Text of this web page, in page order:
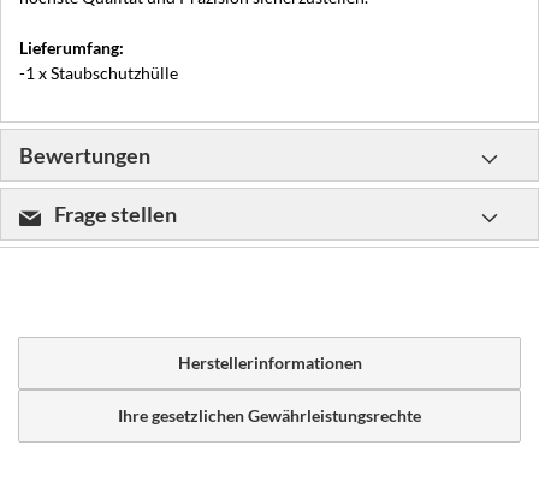
Lieferumfang:
-1 x Staubschutzhülle
Bewertungen
Frage stellen
Herstellerinformationen
Ihre gesetzlichen Gewährleistungsrechte